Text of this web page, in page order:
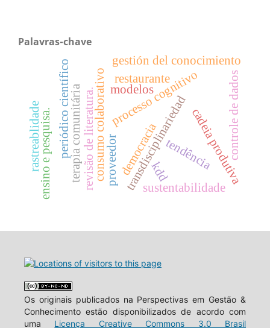
Palavras-chave
processo cognitivo
consumo colaborativotransdisciplinariedad
kdd
gestión del conocimiento
terapia comunitária
sustentabilidade
cadeia produtiva
tendência
democracia
revisão de literatura.
periódico científico
ensino e pesquisa.
modelos
rastreablidade controle de dados
proveedor
restaurante
Os originais publicados na Perspectivas em Gestão &
Conhecimento estão disponibilizados de acordo com
uma Licença Creative Commons 3.0 Brasil